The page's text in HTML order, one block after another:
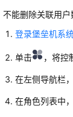
不能删除关联用户
登录堡垒机系
单击 ，将控
在左侧导航栏
在角色列表中